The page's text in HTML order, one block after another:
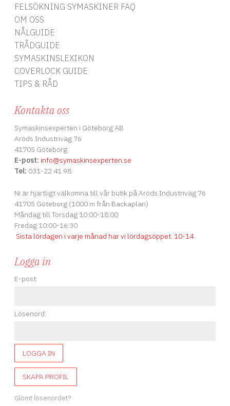
FELSÖKNING SYMASKINER FAQ
OM OSS
NÅLGUIDE
TRÅDGUIDE
SYMASKINSLEXIKON
COVERLOCK GUIDE
TIPS & RÅD
Kontakta oss
Symaskinsexperten i Göteborg AB
Aröds Industriväg 76
41705 Göteborg
E-post: info@symaskinsexperten.se
Tel: 031-22 41 98
Ni är hjärtligt välkomna till vår butik på Aröds Industriväg 76
41705 Göteborg (1000 m från Backaplan)
Måndag till Torsdag 10:00-18:00
Fredag 10:00-16:30
Sista lördagen i varje månad har vi lördagsöppet. 10-14
Logga in
E-post:
Lösenord:
LOGGA IN
SKAPA PROFIL
Glömt lösenordet?